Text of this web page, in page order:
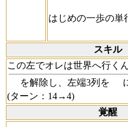
はじめの一歩の単
スキル
この左でオレは世界へ行く
を解除し、左端3列を
(ターン：14→4)
覚醒